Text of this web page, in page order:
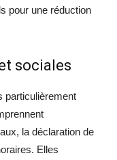
pour une réduction
sociales
particulièrement
la déclaration de
Elles